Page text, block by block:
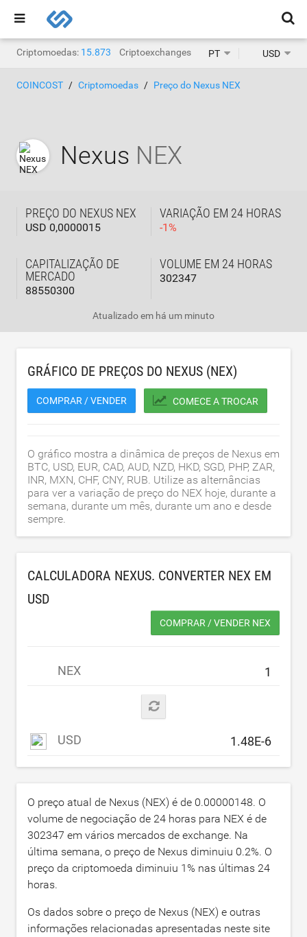
Criptomoedas: 15.873 Criptoexchanges: 1.468
PT USD
COINCOST Criptomoedas Preço do Nexus NEX
Nexus NEX
PREÇO DO NEXUS NEX
USD 0,0000015
VARIAÇÃO EM 24 HORAS
-1%
CAPITALIZAÇÃO DE
MERCADO
88550300
VOLUME EM 24 HORAS
302347
Atualizado em há um minuto
GRÁFICO DE PREÇOS DO NEXUS (NEX)
COMPRAR / VENDER COMECE A TROCAR
O gráfico mostra a dinâmica de preços de Nexus em
BTC, USD, EUR, CAD, AUD, NZD, HKD, SGD, PHP, ZAR,
INR, MXN, CHF, CNY, RUB. Utilize as alternâncias
para ver a variação de preço do NEX hoje, durante a
semana, durante um mês, durante um ano e desde
sempre.
CALCULADORA NEXUS. CONVERTER NEX EM
USD
COMPRAR / VENDER NEX
NEX
USD
O preço atual de Nexus (NEX) é de 0.00000148. O
volume de negociação de 24 horas para NEX é de
302347 em vários mercados de exchange. Na
última semana, o preço de Nexus diminuiu 0.2%. O
preço da criptomoeda diminuiu 1% nas últimas 24
horas.
Os dados sobre o preço de Nexus (NEX) e outras
informações relacionadas apresentadas neste site